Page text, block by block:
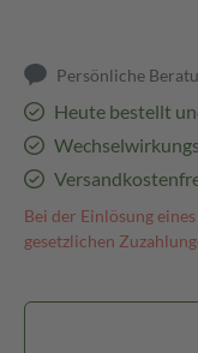
Persönliche
Heute bestellt
Bei der Einlösung
gesetzlichen